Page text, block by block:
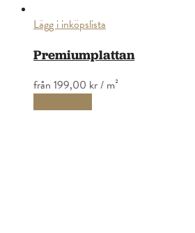
Lägg i inköpslista
Premiumplattan
från 199,00 kr/ m²